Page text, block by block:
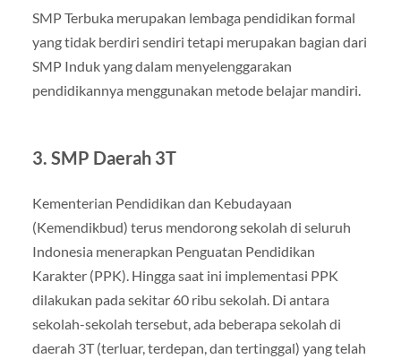
SMP Terbuka merupakan lembaga pendidikan formal
yang tidak berdiri sendiri tetapi merupakan bagian dari
SMP Induk yang dalam menyelenggarakan
pendidikannya menggunakan metode belajar mandiri.
3. SMP Daerah 3T
Kementerian Pendidikan dan Kebudayaan
(Kemendikbud) terus mendorong sekolah di seluruh
Indonesia menerapkan Penguatan Pendidikan
Karakter (PPK). Hingga saat ini implementasi PPK
dilakukan pada sekitar 60 ribu sekolah. Di antara
sekolah-sekolah tersebut, ada beberapa sekolah di
daerah 3T (terluar, terdepan, dan tertinggal) yang telah